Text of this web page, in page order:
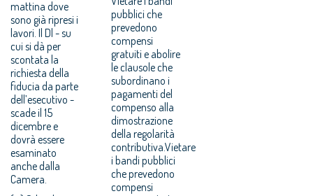
mattina dove
sono già ripresi i
lavori. Il Dl - su
cui si dà per
scontata la
richiesta della
fiducia da parte
dell’esecutivo -
scade il 15
dicembre e
dovrà essere
esaminato
anche dalla
Camera.
pubblici che
prevedono
compensi
gratuiti e abolire
le clausole che
subordinano i
pagamenti del
compenso alla
dimostrazione
della regolarità
contributiva.Vietare
i bandi pubblici
che prevedono
compensi